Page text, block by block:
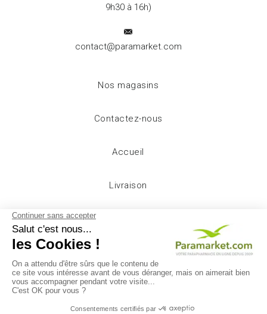
9h30 à 16h)
contact@paramarket.com
Nos magasins
Contactez-nous
Accueil
Livraison
Mentions légales
Conditions d'utilisation
A propos